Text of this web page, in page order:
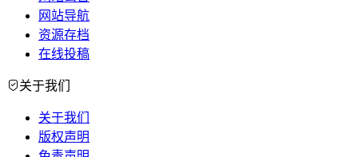
网站导航
资源存档
在线投稿
关于我们
关于我们
版权声明